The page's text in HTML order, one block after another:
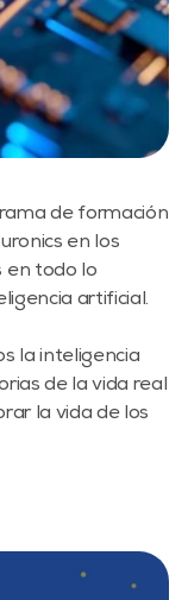
de formación
en los
en todo lo
artificial.
la inteligencia
de la vida real
la vida de los